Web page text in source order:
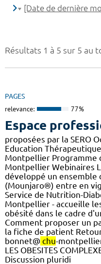
Résultats 1 à 5 sur 5 au
PAGES
relevance: 77%
Espace
proposées par la SERO
Education
Montpellier Programme
Montpellier Webinaires
développé un ensemble
(Mounjaro®) entre en
Service de Nutrition-
Montpellier - accueille
obésité dans le cadre
Comment proposer un
la fiche de patient
bonnet@ chu-
LES OBESITES
Discussion pluridi
[Date de dernière